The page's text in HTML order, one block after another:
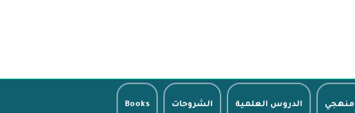
الدروس العلمية الشروحات Books